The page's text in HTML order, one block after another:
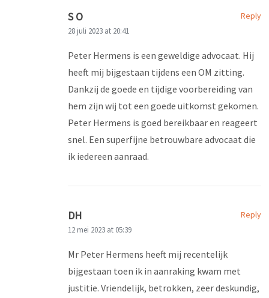
Reply
S O
28 juli 2023 at 20:41
Peter Hermens is een geweldige advocaat. Hij
heeft mij bijgestaan tijdens een OM zitting.
Dankzij de goede en tijdige voorbereiding van
hem zijn wij tot een goede uitkomst gekomen.
Peter Hermens is goed bereikbaar en reageert
snel. Een superfijne betrouwbare advocaat die
ik iedereen aanraad.
Reply
DH
12 mei 2023 at 05:39
Mr Peter Hermens heeft mij recentelijk
bijgestaan toen ik in aanraking kwam met
justitie. Vriendelijk, betrokken, zeer deskundig,